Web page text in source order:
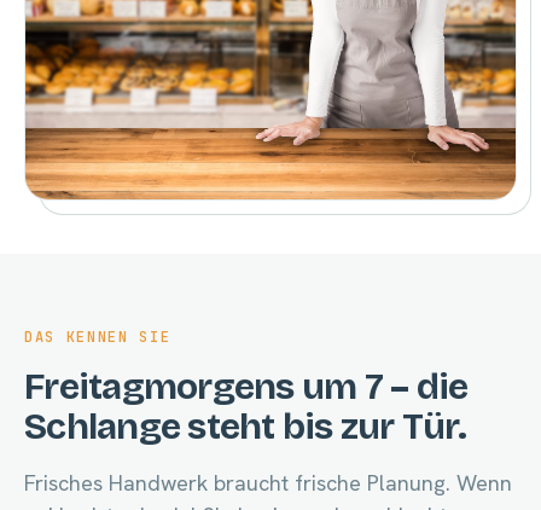
DAS KENNEN SIE
Freitagmorgens um 7 – die
Schlange steht bis zur Tür.
Frisches Handwerk braucht frische Planung. Wenn